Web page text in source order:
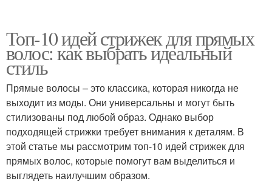
Топ-10 идей стрижек для прямых
волос: как выбрать идеальный
стиль
Прямые волосы – это классика, которая никогда не
выходит из моды. Они универсальны и могут быть
стилизованы под любой образ. Однако выбор
подходящей стрижки требует внимания к деталям. В
этой статье мы рассмотрим топ-10 идей стрижек для
прямых волос, которые помогут вам выделиться и
выглядеть наилучшим образом.